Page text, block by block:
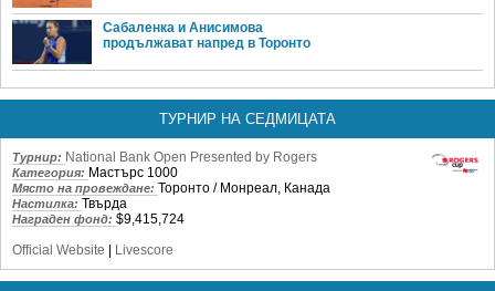
Сабаленка и Анисимова
продължават напред в Торонто
ТУРНИР НА СЕДМИЦАТА
Турнир: National Bank Open Presented by Rogers
Категория: Мастърс 1000
Място на провеждане: Торонто / Монреал, Канада
Настилка: Твърда
Награден фонд: $9,415,724
Official Website
Livescore